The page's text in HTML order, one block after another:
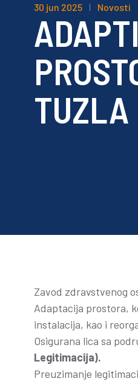
30 jun 2025 Novosti
TUZLA
Zavod zdravstvenog
Adaptacija prostora,
instalacija, kao i
Osigurana lica sa
Legitimacija).
Preuzimanje